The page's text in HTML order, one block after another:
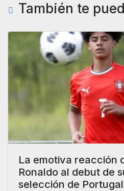
También te
La emotiva reacción
Ronaldo al debut de
selección de